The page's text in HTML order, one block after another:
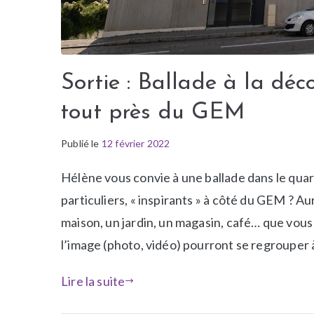
Sortie : Ballade à la
tout près du GEM
Publié le 12 février 2022
P
b
l
é
d
n
É
i
q
e
t
A
Hélène vous convie à une ballade dans le
particuliers, « inspirants » à côté du GEM ?
maison, un jardin, un magasin, café… que
l’image (photo, vidéo) pourront se regrouper
Lire la suite